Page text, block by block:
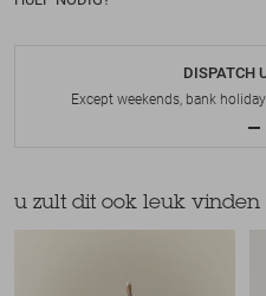
DISPATCH
Except weekends, bank
u zult dit ook leuk vinden